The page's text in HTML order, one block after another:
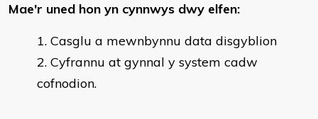
Mae'r uned hon yn cynnwys dwy elfen:
Casglu a mewnbynnu data disgyblion
Cyfrannu at gynnal y system cadw
cofnodion.